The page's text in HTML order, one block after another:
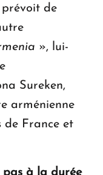
de
», lui-
Sureken,
arménienne
de France et